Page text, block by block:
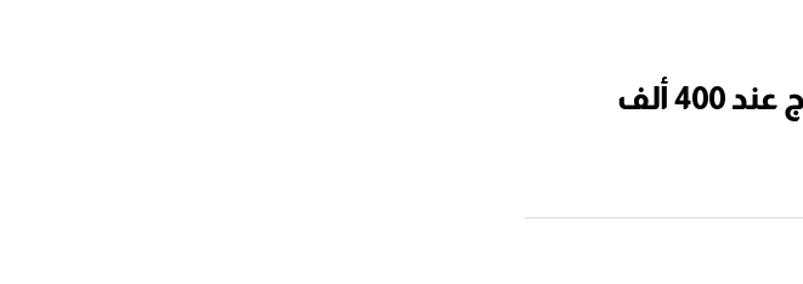
“أوبك+” تُبقي على زيادة الإنتاج عند 400 ألف